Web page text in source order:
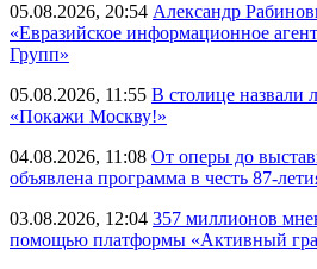
05.08.2026, 20:54 Александр
«Евразийское информационное
Групп»
05.08.2026, 11:55 В столице назвали
«Покажи Москву!»
04.08.2026, 11:08 От оперы до
объявлена программа в честь 87-
03.08.2026, 12:04 357 миллионов
помощью платформы «Активный